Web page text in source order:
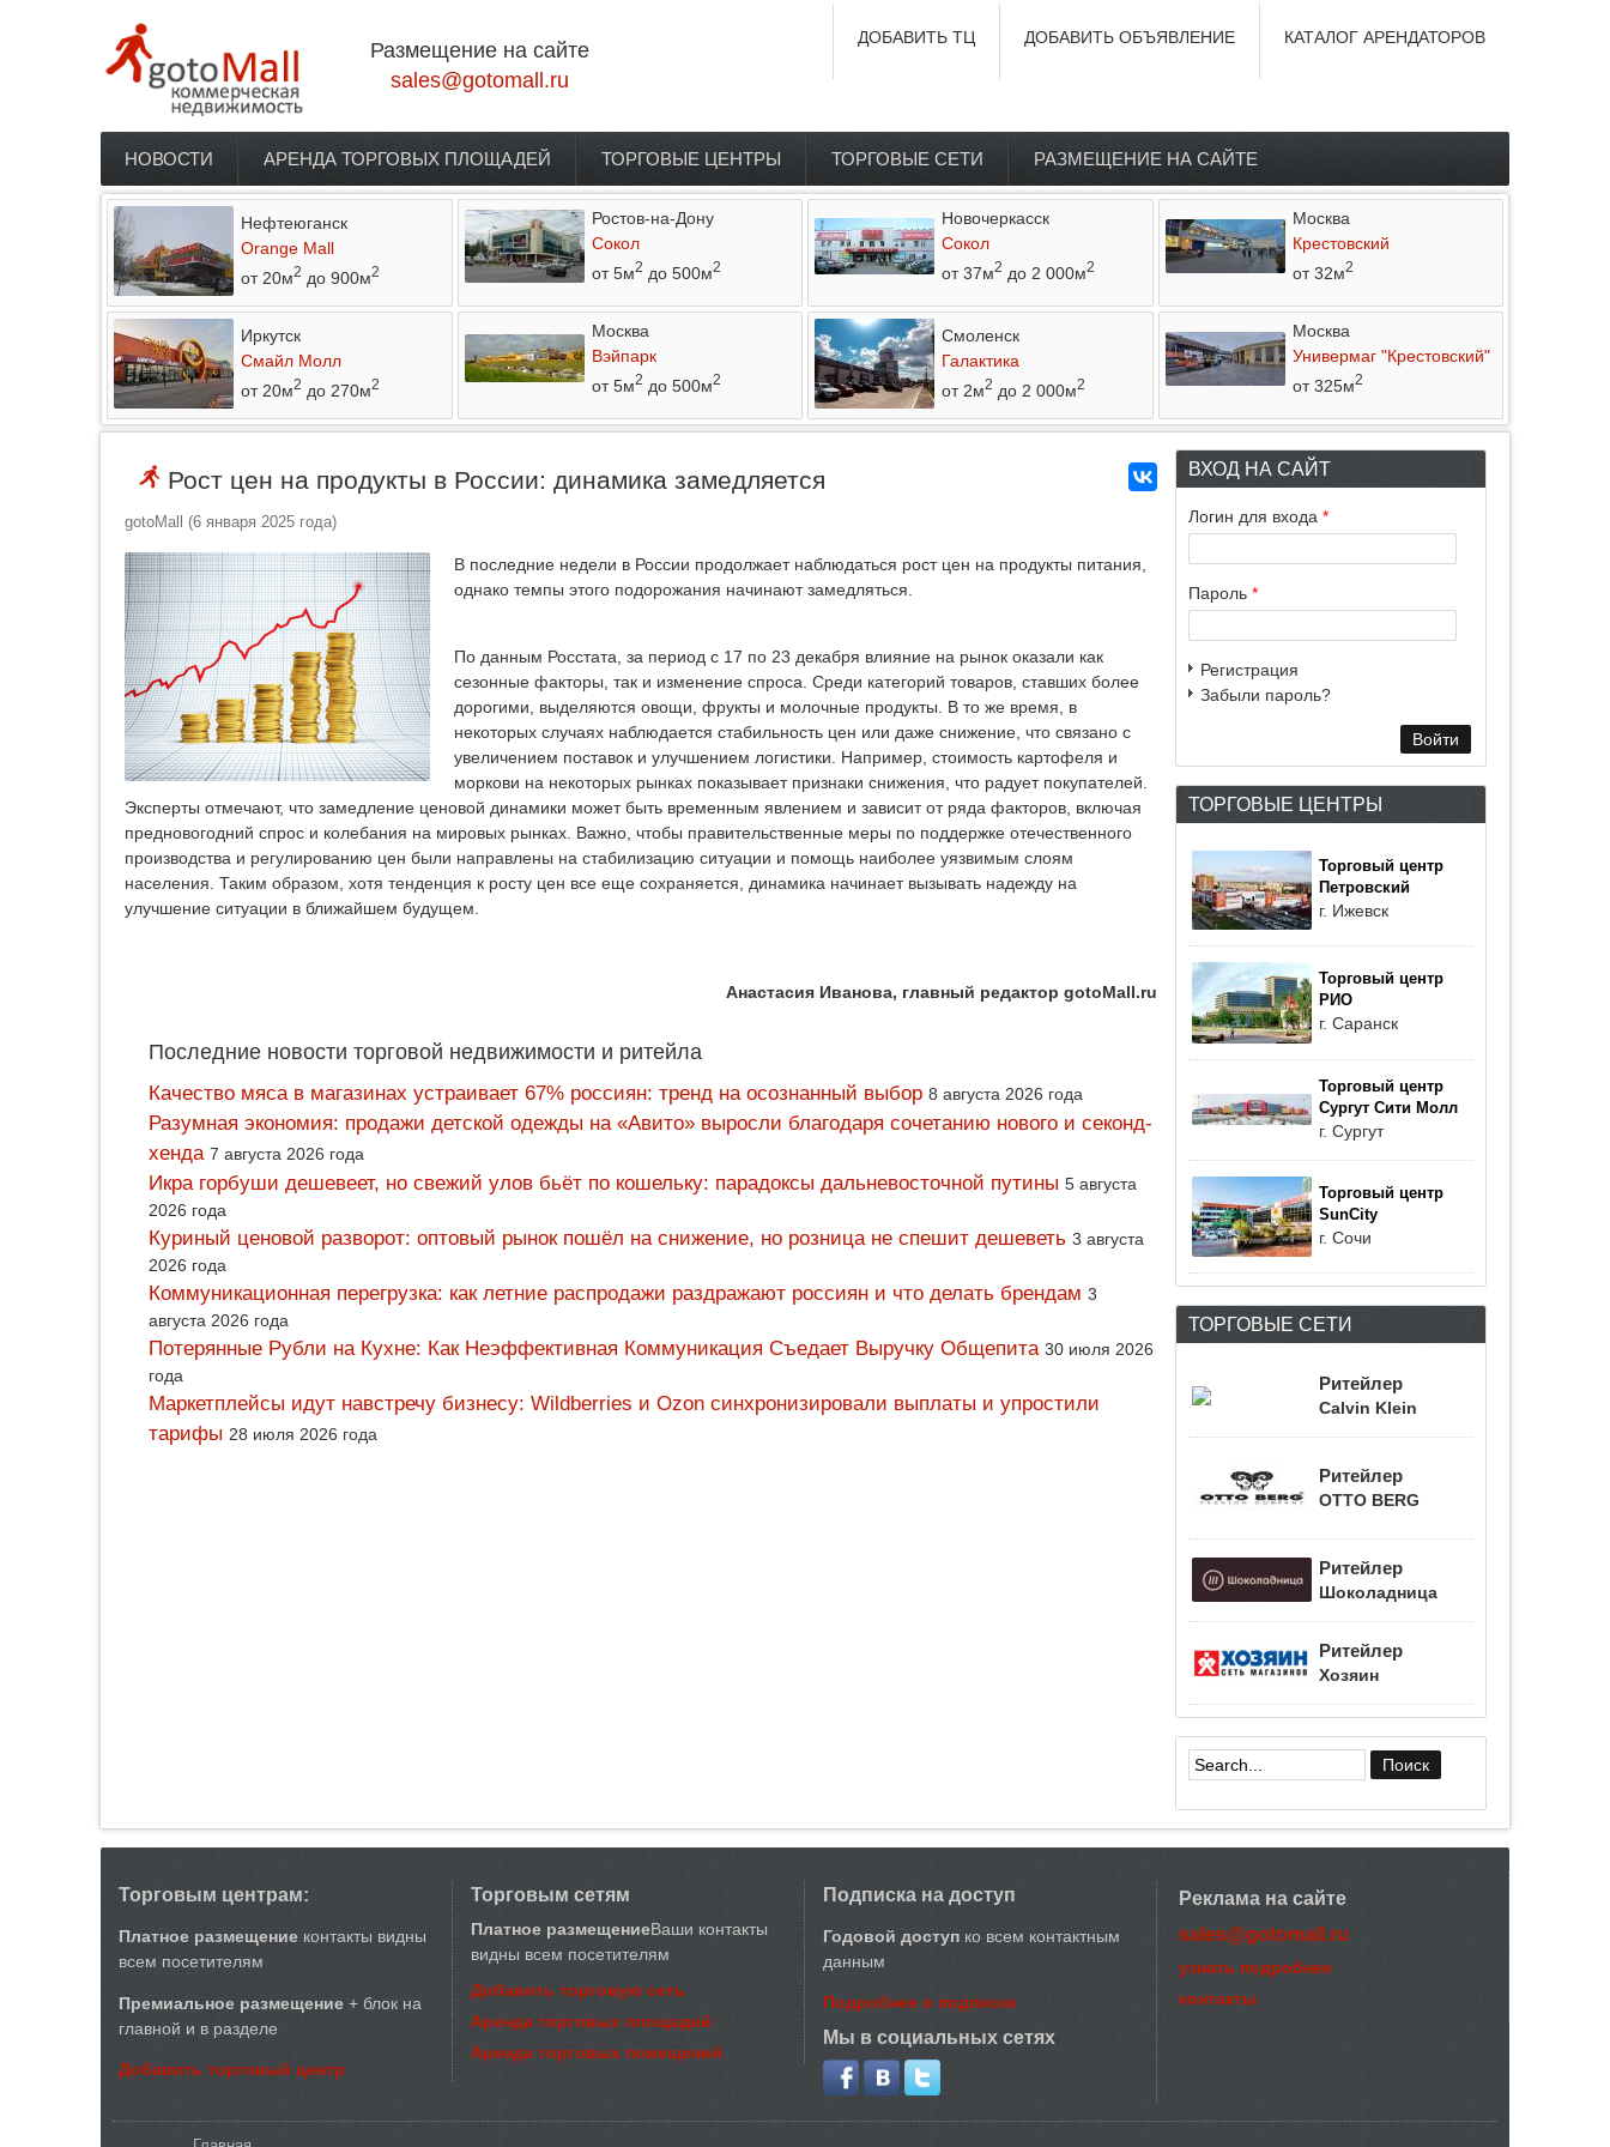
Размещение на сайте
sales@gotomall.ru
КАТАЛОГ АРЕНДАТОРОВ
ДОБАВИТЬ ОБЪЯВЛЕНИЕ
ДОБАВИТЬ ТЦ
Главное меню
НОВОСТИ АРЕНДА ТОРГОВЫХ ПЛОЩАДЕЙ ТОРГОВЫЕ ЦЕНТРЫ ТОРГОВЫЕ СЕТИ РАЗМЕЩЕНИЕ НА САЙТЕ
Нефтеюганск
Orange Mall
от 20м2 до 900м2
Ростов-на-Дону
Сокол
от 5м2 до 500м2
Новочеркасск
Сокол
от 37м2 до 2 000м2
Москва
Крестовский
от 32м2
Иркутск
Смайл Молл
от 20м2 до 270м2
Москва
Вэйпарк
от 5м2 до 500м2
Смоленск
Галактика
от 2м2 до 2 000м2
Москва
Универмаг "Крестовский"
от 325м2
Рост цен на продукты в России: динамика замедляется
gotoMall (6 января 2025 года)
В последние недели в России продолжает наблюдаться рост цен на продукты питания,
однако темпы этого подорожания начинают замедляться.
По данным Росстата, за период с 17 по 23 декабря влияние на рынок оказали как
сезонные факторы, так и изменение спроса. Среди категорий товаров, ставших более
дорогими, выделяются овощи, фрукты и молочные продукты. В то же время, в
некоторых случаях наблюдается стабильность цен или даже снижение, что связано с
увеличением поставок и улучшением логистики. Например, стоимость картофеля и
моркови на некоторых рынках показывает признаки снижения, что радует покупателей.
Эксперты отмечают, что замедление ценовой динамики может быть временным явлением и зависит от ряда факторов, включая
предновогодний спрос и колебания на мировых рынках. Важно, чтобы правительственные меры по поддержке отечественного
производства и регулированию цен были направлены на стабилизацию ситуации и помощь наиболее уязвимым слоям
населения. Таким образом, хотя тенденция к росту цен все еще сохраняется, динамика начинает вызывать надежду на
улучшение ситуации в ближайшем будущем.
Анастасия Иванова, главный редактор gotoMall.ru
Последние новости торговой недвижимости и ритейла
Качество мяса в магазинах устраивает 67% россиян: тренд на осознанный выбор 8 августа 2026 года
Разумная экономия: продажи детской одежды на «Авито» выросли благодаря сочетанию нового и секонд-
хенда 7 августа 2026 года
Икра горбуши дешевеет, но свежий улов бьёт по кошельку: парадоксы дальневосточной путины 5 августа
2026 года
Куриный ценовой разворот: оптовый рынок пошёл на снижение, но розница не спешит дешеветь 3 августа
2026 года
Коммуникационная перегрузка: как летние распродажи раздражают россиян и что делать брендам 3
августа 2026 года
Потерянные Рубли на Кухне: Как Неэффективная Коммуникация Съедает Выручку Общепита 30 июля 2026
года
Маркетплейсы идут навстречу бизнесу: Wildberries и Ozon синхронизировали выплаты и упростили
тарифы 28 июля 2026 года
ВХОД НА САЙТ
Логин для входа *
Пароль *
Регистрация
Забыли пароль?
ТОРГОВЫЕ ЦЕНТРЫ
Торговый центр
Петровский
г. Ижевск
Торговый центр
РИО
г. Саранск
Торговый центр
Сургут Сити Молл
г. Сургут
Торговый центр
SunCity
г. Сочи
ТОРГОВЫЕ СЕТИ
Ритейлер
Calvin Klein
Ритейлер
OTTO BERG
Ритейлер
Шоколадница
Ритейлер
Хозяин
Форма поиска
Торговым центрам:
Платное размещение контакты видны
всем посетителям
Премиальное размещение + блок на
главной и в разделе
Добавить торговый центр
Торговым сетям
Платное размещениеВаши контакты
видны всем посетителям
Добавить торговую сеть
Аренда торговых площадей
Аренда торговых помещений
Подписка на доступ
Годовой доступ ко всем контактным
данным
Подробнее о подписке
Мы в социальных сетях
Реклама на сайте
sales@gotomall.ru
узнать подробнее
контакты